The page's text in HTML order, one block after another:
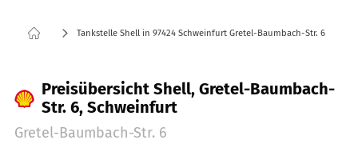
Tankstelle Shell in 97424 Schweinfurt Gretel-Baumbach-Str. 6
Preisübersicht Shell, Gretel-Baumbach-
Str. 6, Schweinfurt
Gretel-Baumbach-Str. 6